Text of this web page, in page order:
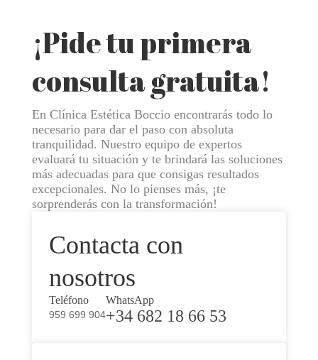
¡Pide tu primera
consulta gratuita!
En Clínica Estética Boccio encontrarás todo lo
necesario para dar el paso con absoluta
tranquilidad. Nuestro equipo de expertos
evaluará tu situación y te brindará las soluciones
más adecuadas para que consigas resultados
excepcionales. No lo pienses más, ¡te
sorprenderás con la transformación!
Contacta con
nosotros
Teléfono
959 699 904
WhatsApp
+34 682 18 66 53